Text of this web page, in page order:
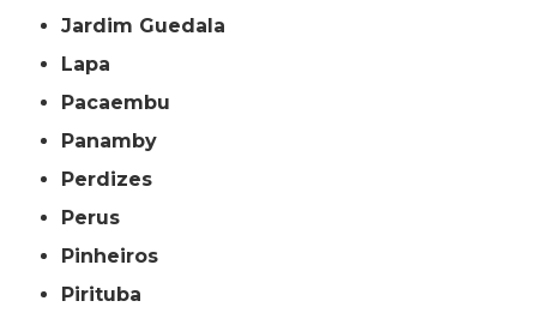
Jardim Guedala
Lapa
Pacaembu
Panamby
Perdizes
Perus
Pinheiros
Pirituba